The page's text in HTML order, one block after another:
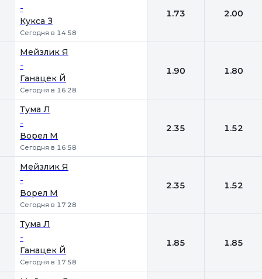
-
Кукса З
Сегодня в 14:58
1.73 2.00
Мейзлик Я
-
Ганацек Й
Сегодня в 16:28
1.90 1.80
Тума Л
-
Ворел М
Сегодня в 16:58
2.35 1.52
Мейзлик Я
-
Ворел М
Сегодня в 17:28
2.35 1.52
Тума Л
-
Ганацек Й
Сегодня в 17:58
1.85 1.85